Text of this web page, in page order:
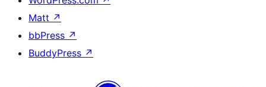
Matt ↗
bbPress ↗
BuddyPress ↗